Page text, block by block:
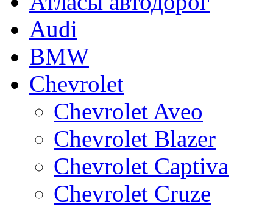
Audi
BMW
Chevrolet
Chevrolet Aveo
Chevrolet Blazer
Chevrolet Captiva
Chevrolet Cruze